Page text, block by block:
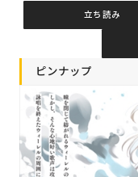
立ち読み
ピンナップ